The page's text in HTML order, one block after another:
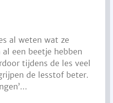
al weten wat ze
een beetje hebben
tijdens de les veel
de lesstof beter.